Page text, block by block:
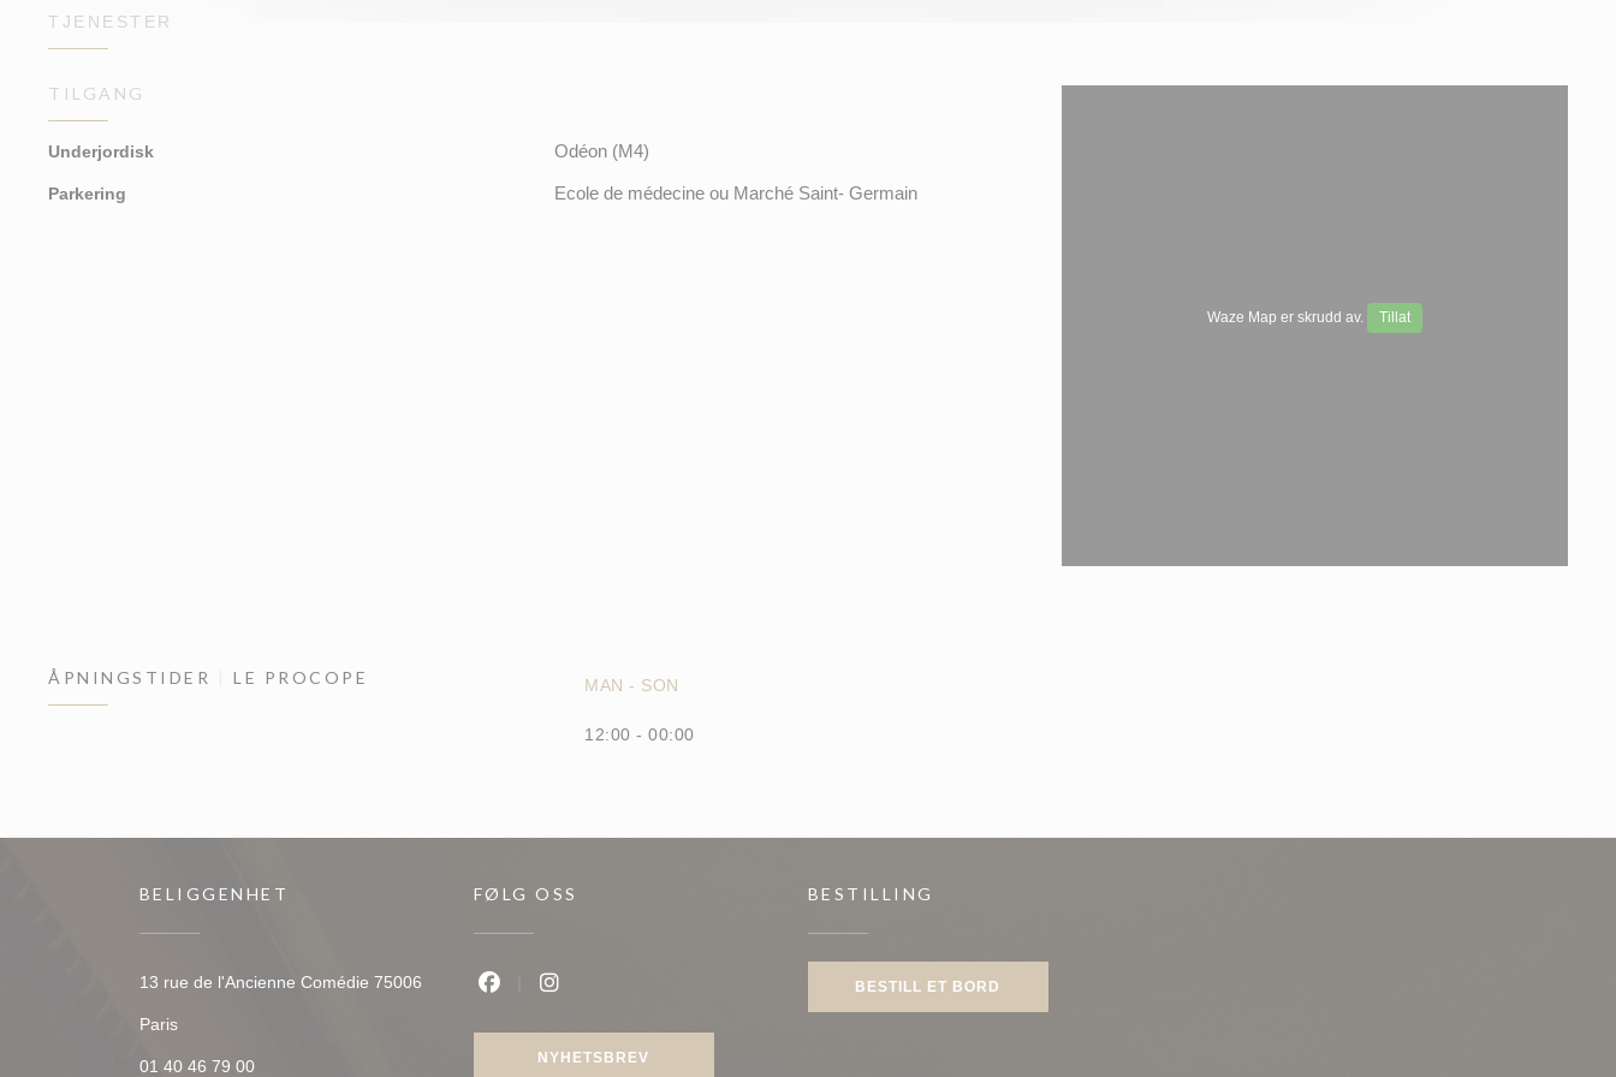
TJENESTER
TILGANG
Underjordisk Odéon (M4)
Parkering Ecole de médecine ou Marché Saint- Germain
Waze Map er skrudd av. Tillat
ÅPNINGSTIDER LE PROCOPE MAN - SON
12:00 - 00:00
BELIGGENHET
13 rue de l'Ancienne Comédie 75006
Paris((åpner i et nytt vindu))
01 40 46 79 00
FØLG OSS
NYHETSBREV
BESTILLING
BESTILL ET BORD